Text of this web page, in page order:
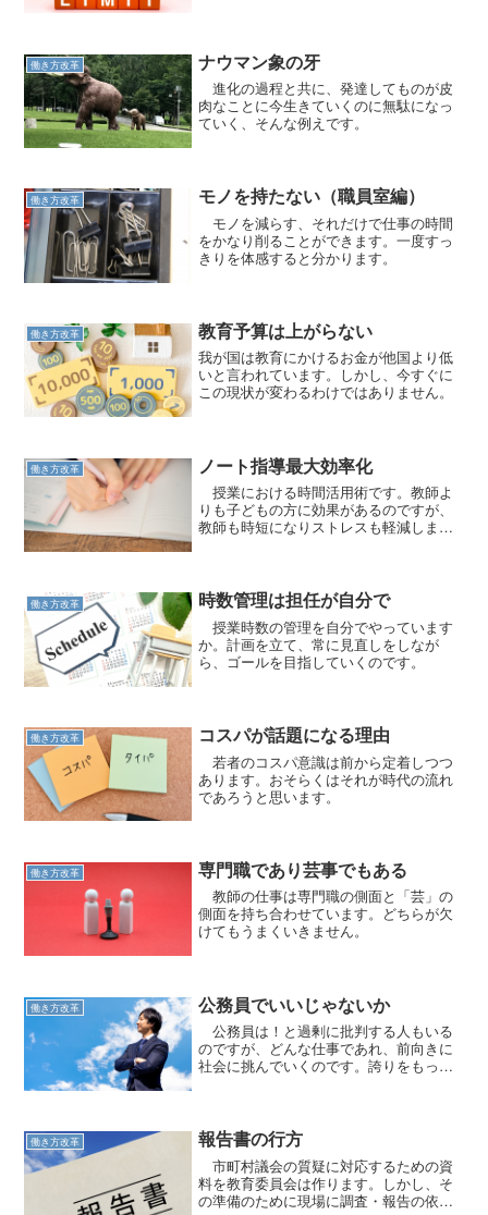
働き方改革 ナウマン象の牙
進化の過程と共に、発達してものが皮
肉なことに今生きていくのに無駄になっ
ていく、そんな例えです。
働き方改革 モノを持たない（職員室編）
モノを減らす、それだけで仕事の時間
をかなり削ることができます。一度すっ
きりを体感すると分かります。
働き方改革 教育予算は上がらない
我が国は教育にかけるお金が他国より低
いと言われています。しかし、今すぐに
この現状が変わるわけではありません。
働き方改革 ノート指導最大効率化
授業における時間活用術です。教師よ
りも子どもの方に効果があるのですが、
教師も時短になりストレスも軽減しま
働き方改革 時数管理は担任が自分で
授業時数の管理を自分でやっています
か。計画を立て、常に見直しをしなが
ら、ゴールを目指していくのです。
働き方改革 コスパが話題になる理由
若者のコスパ意識は前から定着しつつ
あります。おそらくはそれが時代の流れ
であろうと思います。
働き方改革 専門職であり芸事でもある
教師の仕事は専門職の側面と「芸」の
側面を持ち合わせています。どちらが欠
けてもうまくいきません。
働き方改革 公務員でいいじゃないか
公務員は！と過剰に批判する人もいる
のですが、どんな仕事であれ、前向きに
社会に挑んでいくのです。誇りをもって
働き方改革 報告書の行方
市町村議会の質疑に対応するための資
料を教育委員会は作ります。しかし、そ
の準備のために現場に調査・報告の依頼